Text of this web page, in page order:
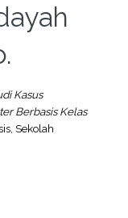
Kasus
Berbasis Kelas
Sekolah